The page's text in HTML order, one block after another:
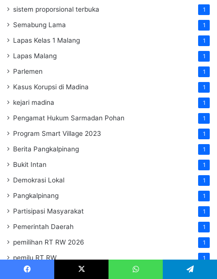
sistem proporsional terbuka 1
Semabung Lama 1
Lapas Kelas 1 Malang 1
Lapas Malang 1
Parlemen 1
Kasus Korupsi di Madina 1
kejari madina 1
Pengamat Hukum Sarmadan Pohan 1
Program Smart Village 2023 1
Berita Pangkalpinang 1
Bukit Intan 1
Demokrasi Lokal 1
Pangkalpinang 1
Partisipasi Masyarakat 1
Pemerintah Daerah 1
pemilihan RT RW 2026 1
pemilu RT RW 1
Panduan Latihan Sirkuit